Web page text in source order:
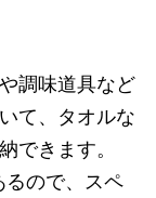
調味道具など
て、タオルな
できます。
ので、スペ